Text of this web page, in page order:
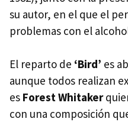
su autor, en el que el
problemas con el
El reparto de ‘Bird’ es
aunque todos realizan
es Forest Whitaker
con una composición